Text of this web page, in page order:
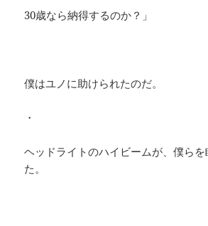
30歳なら納得するのか？」
僕はユノに助けられたのだ。
・
ヘッドライトのハイビームが、僕ら
た。